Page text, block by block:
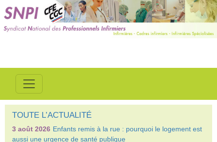
TOUTE L’ACTUALITÉ
3 août 2026 Enfants remis à la rue : pourquoi le logement est
aussi une urgence de santé publique